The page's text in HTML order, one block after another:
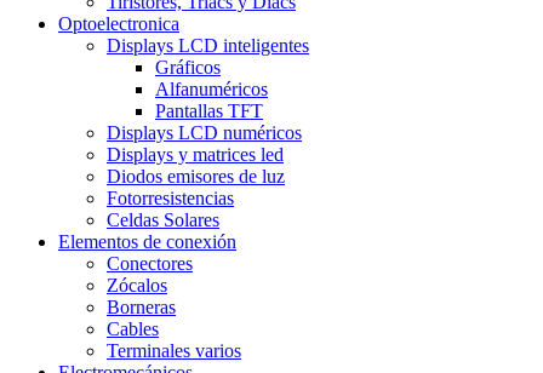
Optoelectronica
Displays LCD inteligentes
Gráficos
Alfanuméricos
Pantallas TFT
Displays LCD numéricos
Displays y matrices led
Diodos emisores de luz
Fotorresistencias
Celdas Solares
Elementos de conexión
Conectores
Zócalos
Borneras
Cables
Terminales varios